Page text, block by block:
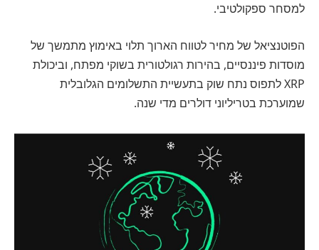
למסחר ספקולטיבי.
הפוטנציאל של מחיר לטווח הארוך תלוי באימוץ מתמשך של
מוסדות פיננסיים, בהירות רגולטורית בשוקי מפתח, וביכולת
XRP לתפוס נתח שוק בתעשיית התשלומים הגלובלית
שמוערכת בטריליוני דולרים מדי שנה.